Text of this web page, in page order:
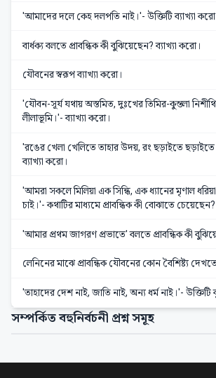
'আমাদের দলে কেহ দলপতি নাই।'- উক্তিটি ব্যাখ্যা
বার্ধক্য বলতে প্রাবন্ধিক কী বুঝিয়েছেন? ব্যাখ্যা করো।
যৌবনের স্বরূপ ব্যাখ্যা করো।
'যৌবন-সূর্য যথায় অস্তমিত, দুঃখের তিমির-কুন্তলা
লীলাভূমি।'- ব্যাখ্যা করো।
'রঙের খেলা খেলিতে তাহার উদয়, রং ছড়াইতে ছড়াইতে
ব্যাখ্যা করো।
'আমরা সকলে মিলিয়া এক সিন্ধি, এক ধ্যানের মৃণাল
চাই।'- কথাটির মাধ্যমে প্রাবন্ধিক কী বোঝাতে চেয়েছেন?
'আমার প্রথম জাগরণ প্রভাতে' বলতে প্রাবন্ধিক কী
লেনিনের মাঝে প্রাবন্ধিক যৌবনের কোন বৈশিষ্ট্য
'তাহাদের দেশ নাই, জাতি নাই, অন্য ধর্ম নাই।'-
সম্পর্কিত বহুনির্বচনী প্রশ্ন সমূহ